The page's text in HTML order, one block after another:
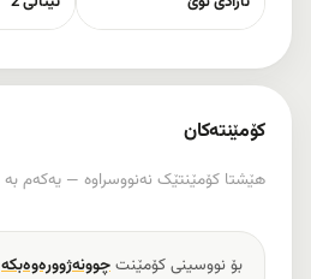
کۆمێنتەکان
هێشتا کۆمێنتێک نەنووسراوە — یەکەم بە
بۆ نووسینی کۆمێنتچوونەژوورەوەبکە